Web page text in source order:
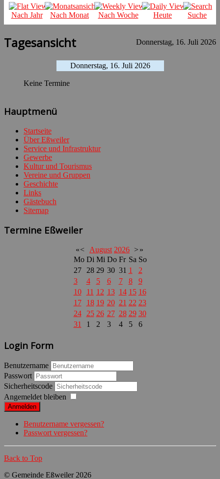
Nach Jahr Nach Monat Nach Woche Heute Suche
Tagesansicht Donnerstag, 16. Juli 2026
Donnerstag, 16. Juli 2026
Keine Termine
Hauptmenü
Startseite
Über Eßweiler
Service und Infrastruktur
Gewerbe
Kultur und Tourismus
Vereine und Gruppen
Geschichte
Links
Gästebuch
Sitemap
Termine Eßweiler
«< August 2026 > »
Mo Di Mi Do Fr Sa So
27
28 29 30 31 1
2
3
4 5 6 7 8
9
10
11 12 13 14 15 16
17
18 19 20 21 22 23
24
25 26 27 28 29 30
31
1 2 3 4 5 6
Login Form
Benutzername
Passwort
Sicherheitscode
Angemeldet bleiben
Anmelden
Benutzername vergessen?
Passwort vergessen?
Back to Top
© Gemeinde Eßweiler 2026